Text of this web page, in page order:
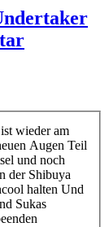
wieder am
Augen Teil
und noch
der Shibuya
halten Und
Sukas